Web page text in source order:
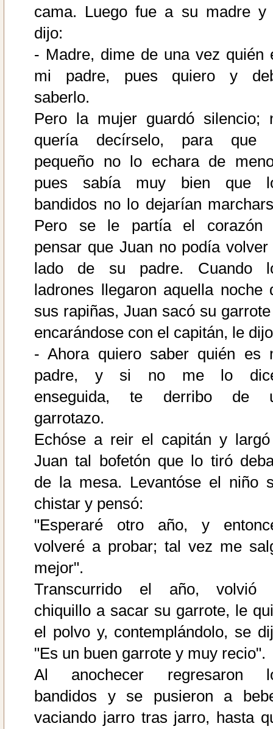
cama. Luego fue a su madre y
dijo:
- Madre, dime de una vez quién
mi padre, pues quiero y
saberlo.
Pero la mujer guardó silencio;
quería decírselo, para que
pequeño no lo echara de
pues sabía muy bien que
bandidos no lo dejarían
Pero se le partía el corazón
pensar que Juan no podía volver
lado de su padre. Cuando
ladrones llegaron aquella noche
sus rapiñas, Juan sacó su
encarándose con el capitán, le
- Ahora quiero saber quién es
padre, y si no me lo
enseguida, te derribo de
garrotazo.
Echóse a reir el capitán y
Juan tal bofetón que lo tiró
de la mesa. Levantóse el niño
chistar y pensó:
"Esperaré otro año, y
volveré a probar; tal vez me
mejor".
Transcurrido el año, volvió
chiquillo a sacar su garrote, le
el polvo y, contemplándolo, se
"Es un buen garrote y muy recio".
Al anochecer regresaron
bandidos y se pusieron a
vaciando jarro tras jarro, hasta